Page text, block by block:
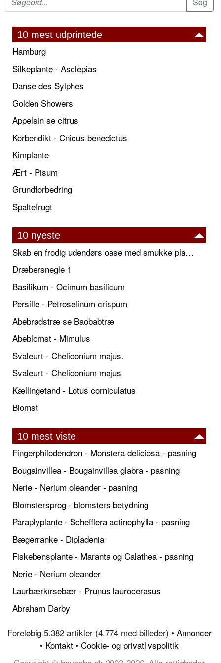
10 mest udprintede
Hamburg
Silkeplante - Asclepias
Danse des Sylphes
Golden Showers
Appelsin se citrus
Korbendikt - Cnicus benedictus
Kimplante
Ært - Pisum
Grundforbedring
Spaltefrugt
10 nyeste
Skab en frodig udendørs oase med smukke plantekrukker og elegante espalier
Dræbersnegle 1
Basilikum - Ocimum basilicum
Persille - Petroselinum crispum
Abebrødstræ se Baobabtræ
Abeblomst - Mimulus
Svaleurt - Chelidonium majus.
Svaleurt - Chelidonium majus
Kællingetand - Lotus corniculatus
Blomst
10 mest viste
Fingerphilodendron - Monstera deliciosa - pasning
Bougainvillea - Bougainvillea glabra - pasning
Nerie - Nerium oleander - pasning
Blomstersprog - blomsters betydning
Paraplyplante - Schefflera actinophylla - pasning
Bægerranke - Dipladenia
Fiskebensplante - Maranta og Calathea - pasning
Nerie - Nerium oleander
Laurbærkirsebær - Prunus laurocerasus
Abraham Darby
Foreløbig 5.382 artikler (4.774 med billeder) • Annoncer
• Kontakt • Cookie- og privatlivspolitik